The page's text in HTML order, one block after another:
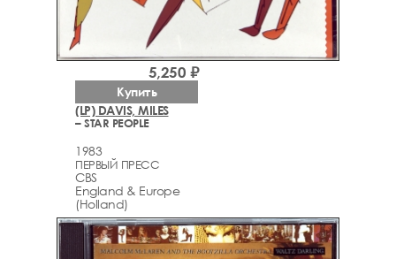
(LP) DAVIS, MILES
– STAR PEOPLE
1983
ПЕРВЫЙ ПРЕСС
CBS
England & Europe
(Holland)
5,250 ₽
Купить